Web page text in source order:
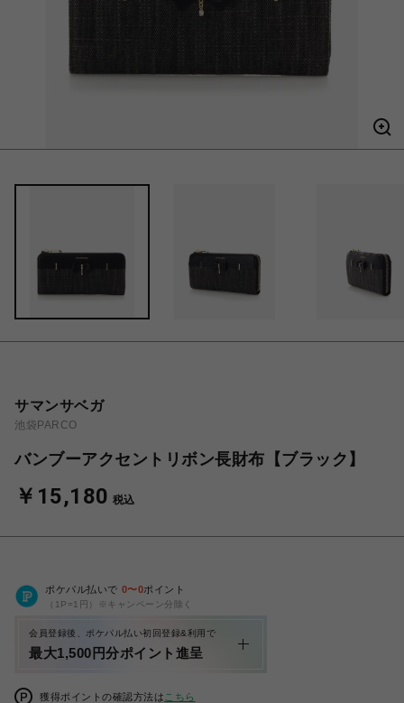
サマンサベガ
池袋PARCO
バンブーアクセントリボン長財布【ブラック】
￥15,180 税込
ポケパル払いで 0〜0ポイント
（1P=1円）※キャンペーン分除く
会員登録後、ポケパル払い初回登録&利用で
最大1,500円分ポイント進呈
獲得ポイントの確認方法は こちら